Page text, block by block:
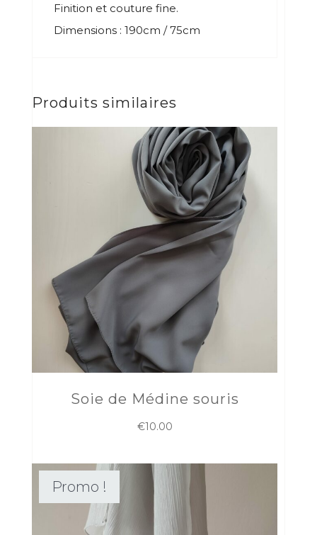
Finition et couture fine.
Dimensions : 190cm / 75cm
Produits similaires
Soie de Médine souris
€10.00
Promo !